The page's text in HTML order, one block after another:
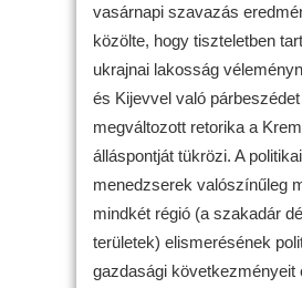
vasárnapi szavazás
közölte, hogy tiszteletben
ukrajnai lakosság
és Kijevvel való párbeszédet
megváltozott retorika a
álláspontját tükrözi. A politikai
menedzserek valószínűleg
mindkét régió (a szakadár
területek) elismerésének
gazdasági következményeit